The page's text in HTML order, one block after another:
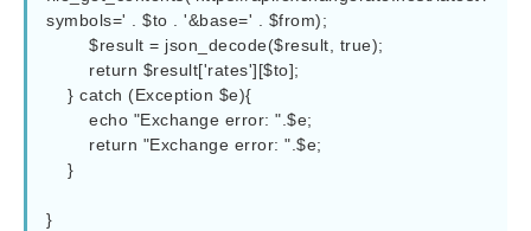
symbols=' . $to . '&base=' . $from);
}